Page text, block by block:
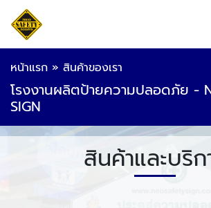
หน้าแรก » สินค้าของเรา
โรงงานผลิตป้ายความปลอดภัย -
SIGN
สินค้าและบริก